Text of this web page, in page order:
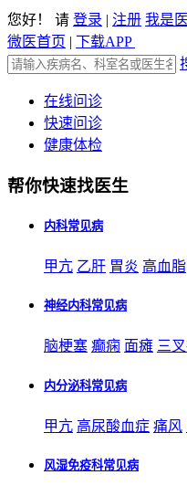
您好！ 请 登录 | 注册 我是
微医首页 | 下载APP
在线问诊
快速问诊
健康体检
帮你快速找医生
内科常见病
甲亢 乙肝 胃炎 高血脂
神经内科常见病
脑梗塞 癫痫 面瘫 三
内分泌科常见病
甲亢 高尿酸血症 痛风
风湿免疫科常见病